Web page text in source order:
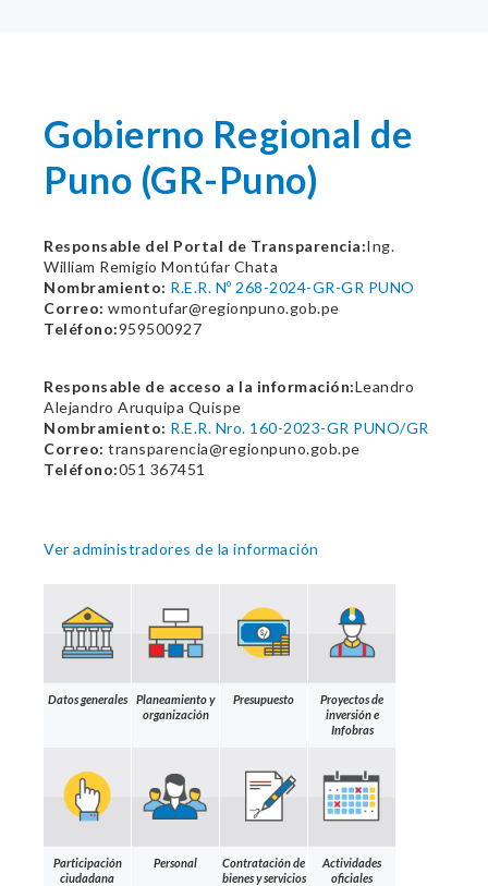
Gobierno Regional de
Puno (GR-Puno)
Responsable del Portal de Transparencia:Ing.
William Remigio Montúfar Chata
Nombramiento: R.E.R. Nº 268-2024-GR-GR PUNO
Correo: wmontufar@regionpuno.gob.pe
Teléfono:959500927
Responsable de acceso a la información:Leandro
Alejandro Aruquipa Quispe
Nombramiento: R.E.R. Nro. 160-2023-GR PUNO/GR
Correo: transparencia@regionpuno.gob.pe
Teléfono:051 367451
Ver administradores de la información
Datos generales
Planeamiento y
organización
Presupuesto
Proyectos de
inversión e
Infobras
Participación
ciudadana
Personal
Contratación de
bienes y servicios
Actividades
oficiales